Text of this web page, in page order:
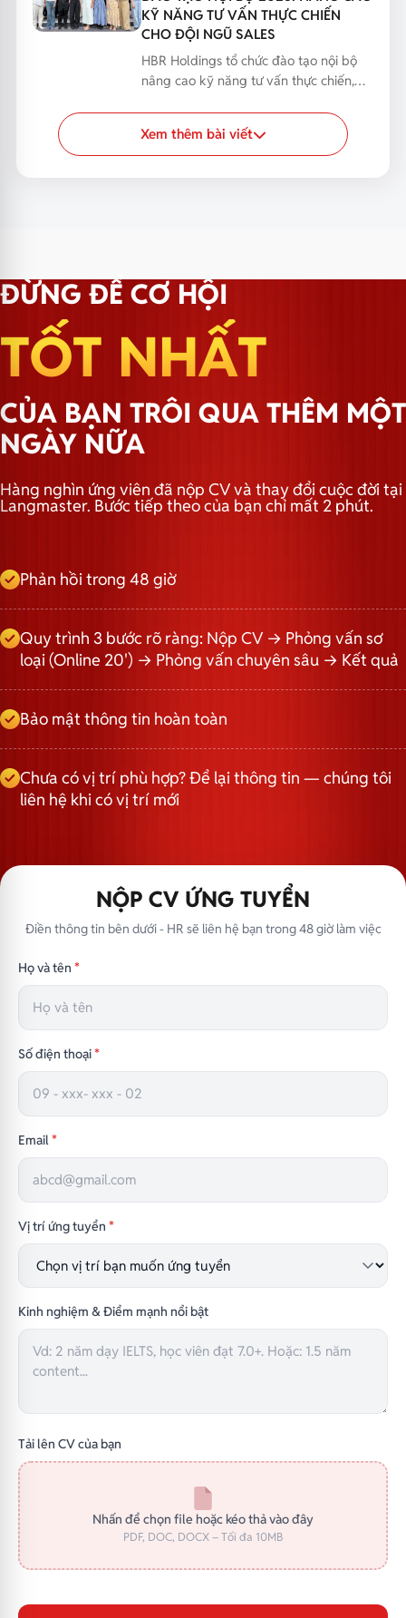
KỸ NĂNG TƯ VẤN THỰC CHIẾN
CHO ĐỘI NGŨ SALES
HBR Holdings tổ chức đào tạo nội bộ
nâng cao kỹ năng tư vấn thực chiến,
Xem thêm bài viết
ĐỪNG ĐỂ CƠ HỘI
TỐT NHẤT
CỦA BẠN TRÔI QUA THÊM MỘT
NGÀY NỮA
Hàng nghìn ứng viên đã nộp CV và thay đổi cuộc đời tại
Langmaster. Bước tiếp theo của bạn chỉ mất 2 phút.
Phản hồi trong 48 giờ
Quy trình 3 bước rõ ràng: Nộp CV → Phỏng vấn sơ
loại (Online 20') → Phỏng vấn chuyên sâu → Kết quả
Bảo mật thông tin hoàn toàn
Chưa có vị trí phù hợp? Để lại thông tin — chúng tôi
liên hệ khi có vị trí mới
NỘP CV ỨNG TUYỂN
Điền thông tin bên dưới - HR sẽ liên hệ bạn trong 48 giờ làm việc
Họ và tên *
Số điện thoại*
Email*
Vị trí ứng tuyển *
Kinh nghiệm & Điểm mạnh nổi bật
Tải lên CV của bạn
Nhấn để chọn file hoặc kéo thả vào đây
PDF, DOC, DOCX – Tối đa 10MB